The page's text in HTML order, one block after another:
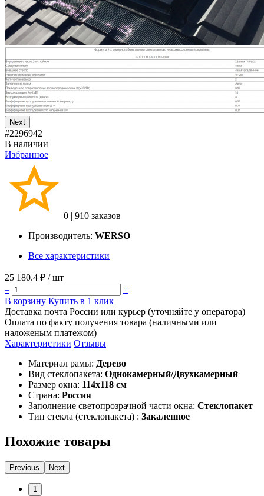
Next
#2296942
В наличии
Избранное
0 | 910 заказов
Производитель: WERSO
Все характеристики
25 180.4 ₽ / шт
–
+
В корзину Купить в 1 клик
Доставка почта России или курьер (уточняйте у оператора)
Оплата по факту получения товара (наличными или
наложеным платежом)
Характеристики Отзывы
Материал рамы: Дерево
Вид стеклопакета: Однокамерный/Двухкамерный
Размер окна: 114x118 см
Страна: Россия
Заполнение светопрозрачной части окна: Стеклопакет
Тип стекла (стеклопакета) : Закаленное
Похожие товары
Previous Next
1